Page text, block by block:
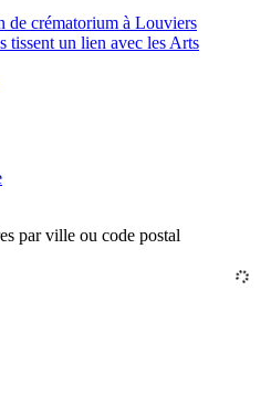
de crématorium à Louviers
tissent un lien avec les Arts
par ville ou code postal